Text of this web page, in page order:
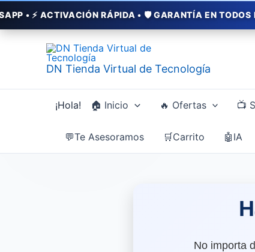
RÁPIDA • 🛡️ GARANTÍA EN TODOS
DN Tienda Virtual de Tecnología
¡Hola! 🏠 Inicio 🔥 Ofertas 📺
💬Te Asesoramos 🛒Carrito 🤖IA
No importa